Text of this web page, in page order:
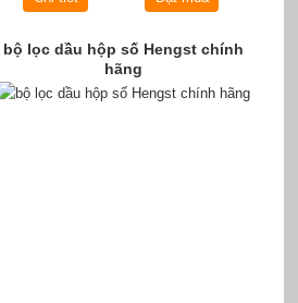
bộ lọc dầu hộp số Hengst chính
hãng